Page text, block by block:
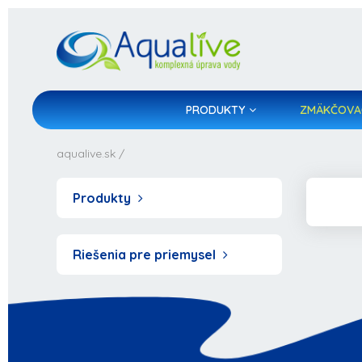
PRODUKTY
aqualive.sk /
Produkty
Riešenia pre priemysel